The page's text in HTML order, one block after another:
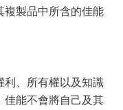
複製品中所含的佳能
利、所有權以及知識
佳能不會將自己及其